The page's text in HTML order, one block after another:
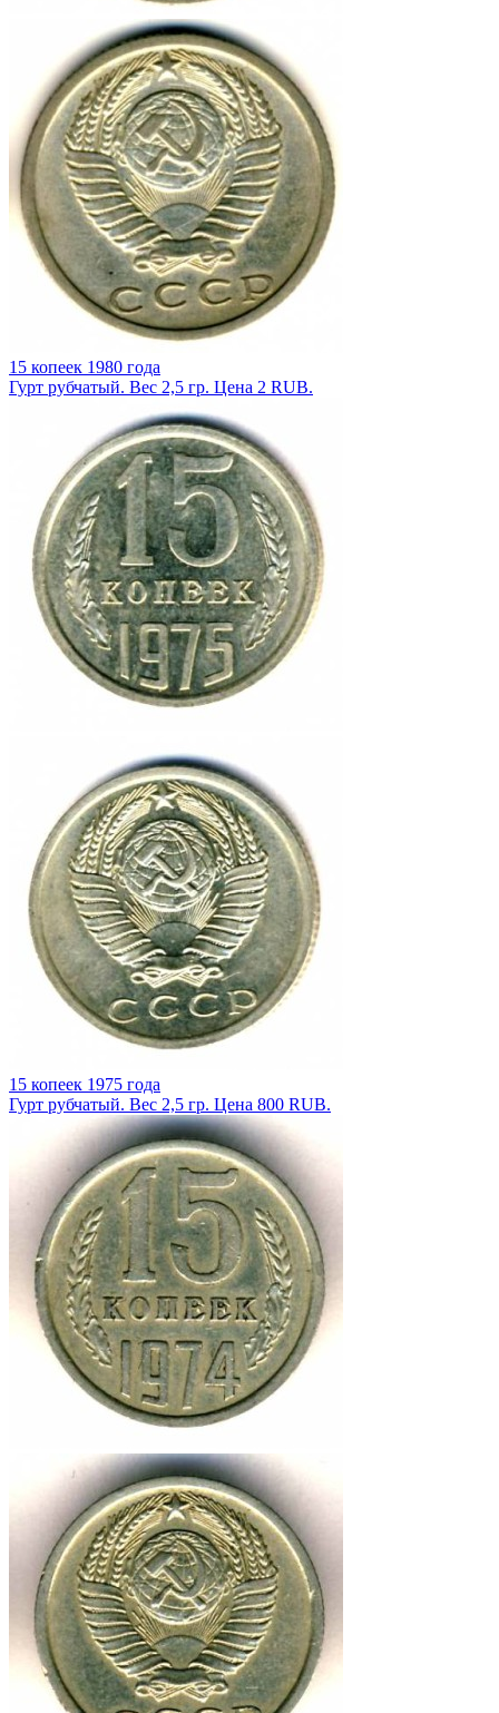
15 копеек 1980 года
Гурт рубчатый. Вес 2,5 гр. Цена 2 RUB.
15 копеек 1975 года
Гурт рубчатый. Вес 2,5 гр. Цена 800 RUB.